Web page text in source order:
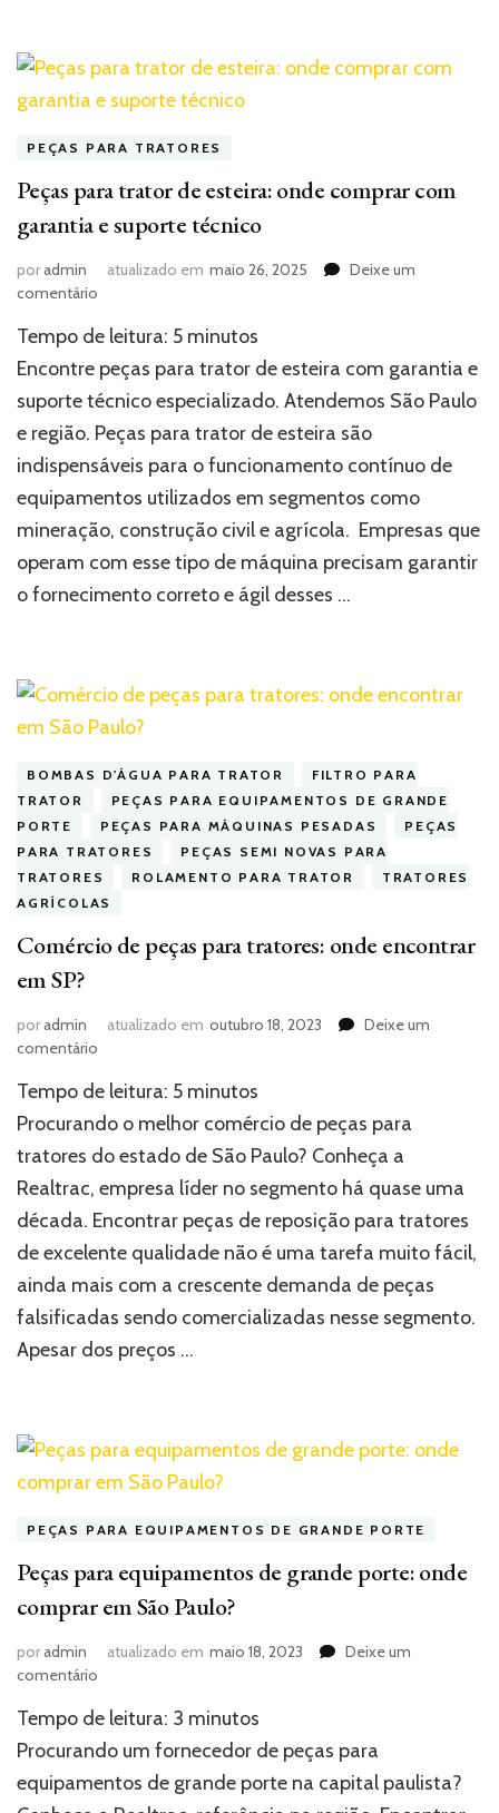
PEÇAS PARA TRATORES
Peças para trator de esteira: onde comprar com
garantia e suporte técnico
poradmin atualizado em maio 26, 2025
Deixe um
comentário
para
trator
de
esteira:
onde
comprar
com
garantia
e
técnico
Tempo de leitura: 5 minutos
Encontre peças para trator de esteira com garantia e
suporte técnico especializado. Atendemos São Paulo
e região. Peças para trator de esteira são
indispensáveis para o funcionamento contínuo de
equipamentos utilizados em segmentos como
mineração, construção civil e agrícola. Empresas que
operam com esse tipo de máquina precisam garantir
o fornecimento correto e ágil desses …
BOMBAS D'ÁGUA PARA TRATOR
FILTRO PARA
TRATOR
PEÇAS PARA EQUIPAMENTOS DE GRANDE
PORTE
PEÇAS PARA MÁQUINAS PESADAS
PEÇAS
PARA TRATORES
PEÇAS SEMI NOVAS PARA
TRATORES
ROLAMENTO PARA TRATOR
TRATORES
AGRÍCOLAS
Comércio de peças para tratores: onde encontrar
em SP?
poradmin atualizado em outubro 18, 2023
Deixe um
comentário
de
peças
tratores:
onde
encontrar
em
SP?
Tempo de leitura: 5 minutos
Procurando o melhor comércio de peças para
tratores do estado de São Paulo? Conheça a
Realtrac, empresa líder no segmento há quase uma
década. Encontrar peças de reposição para tratores
de excelente qualidade não é uma tarefa muito fácil,
ainda mais com a crescente demanda de peças
falsificadas sendo comercializadas nesse segmento.
Apesar dos preços …
PEÇAS PARA EQUIPAMENTOS DE GRANDE PORTE
Peças para equipamentos de grande porte: onde
comprar em São Paulo?
poradmin atualizado em maio 18, 2023
Deixe um
comentário
para
equipamentos
grande
Tempo de leitura: 3 minutos
Procurando um fornecedor de peças para
equipamentos de grande porte na capital paulista?